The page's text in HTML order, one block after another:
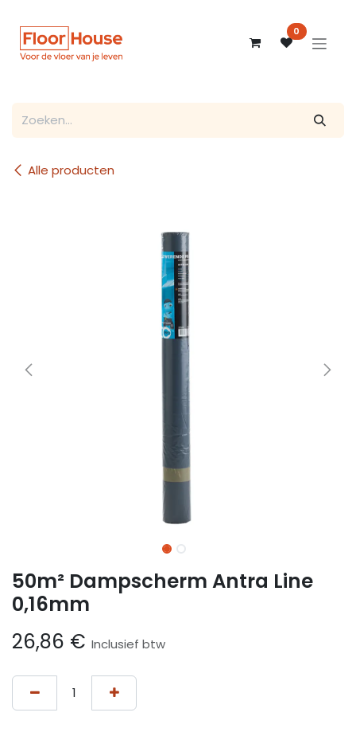
0
Alle producten
50m² Dampscherm Antra Line
0,16mm
26,86 € Inclusief btw